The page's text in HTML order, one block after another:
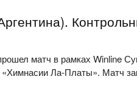
матч в рамках Winline
«Химнасии Ла-Платы». Матч